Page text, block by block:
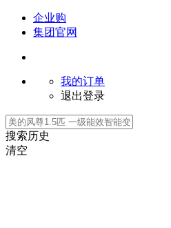
企业购
集团官网
我的订单
退出登录
搜索历史
清空